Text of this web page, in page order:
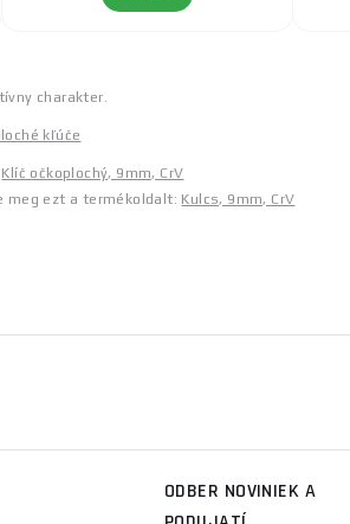
charakter.
kľúče
Klíč očkoplochý, 9mm, CrV
meg ezt a termékoldalt: Kulcs, 9mm, CrV
ODBER NOVINIEK A